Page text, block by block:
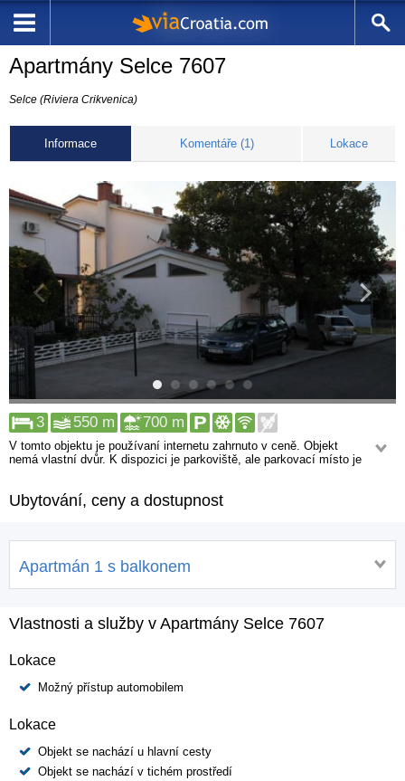
Apartmány Selce 7607
Selce (Riviera Crikvenica)
Informace Komentáře (1) Lokace
3 550 m 700 m
V tomto objektu je používaní internetu zahrnuto v ceně. Objekt
nemá vlastní dvůr. K dispozici je parkoviště, ale parkovací místo je
od Vašeho objektu se nachází: Rychlá lékařská pomoc.
Ubytování, ceny a dostupnost
Apartmán 1 s balkonem
Vlastnosti a služby v Apartmány Selce 7607
Lokace
Možný přístup automobilem
Lokace
Objekt se nachází u hlavní cesty
Objekt se nachází v tichém prostředí